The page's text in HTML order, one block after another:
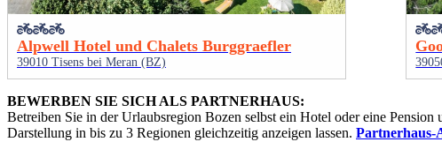
Alpwell Hotel und Chalets Burggraefler
39010 Tisens bei Meran (BZ)
BEWERBEN SIE SICH ALS PARTNERHAUS:
Betreiben Sie in der Urlaubsregion Bozen selbst ein Hotel oder eine
Darstellung in bis zu 3 Regionen gleichzeitig anzeigen lassen. Partnerhaus-